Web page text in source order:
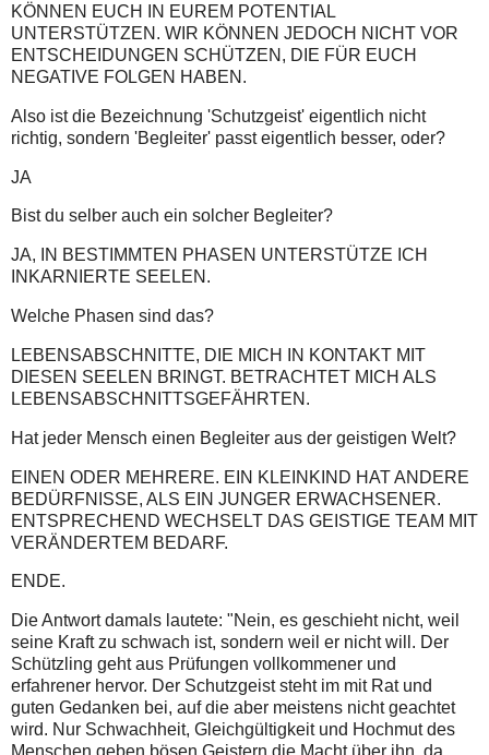
KÖNNEN EUCH IN EUREM POTENTIAL
UNTERSTÜTZEN. WIR KÖNNEN JEDOCH NICHT VOR
ENTSCHEIDUNGEN SCHÜTZEN, DIE FÜR EUCH
NEGATIVE FOLGEN HABEN.
Also ist die Bezeichnung 'Schutzgeist' eigentlich nicht
richtig, sondern 'Begleiter' passt eigentlich besser, oder?
JA
Bist du selber auch ein solcher Begleiter?
JA, IN BESTIMMTEN PHASEN UNTERSTÜTZE ICH
INKARNIERTE SEELEN.
Welche Phasen sind das?
LEBENSABSCHNITTE, DIE MICH IN KONTAKT MIT
DIESEN SEELEN BRINGT. BETRACHTET MICH ALS
LEBENSABSCHNITTSGEFÄHRTEN.
Hat jeder Mensch einen Begleiter aus der geistigen Welt?
EINEN ODER MEHRERE. EIN KLEINKIND HAT ANDERE
BEDÜRFNISSE, ALS EIN JUNGER ERWACHSENER.
ENTSPRECHEND WECHSELT DAS GEISTIGE TEAM MIT
VERÄNDERTEM BEDARF.
ENDE.
Die Antwort damals lautete: "Nein, es geschieht nicht, weil
seine Kraft zu schwach ist, sondern weil er nicht will. Der
Schützling geht aus Prüfungen vollkommener und
erfahrener hervor. Der Schutzgeist steht im mit Rat und
guten Gedanken bei, auf die aber meistens nicht geachtet
wird. Nur Schwachheit, Gleichgültigkeit und Hochmut des